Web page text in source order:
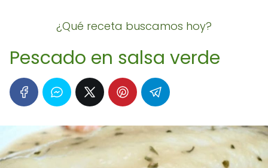
¿Qué receta buscamos hoy?
Pescado en salsa verde